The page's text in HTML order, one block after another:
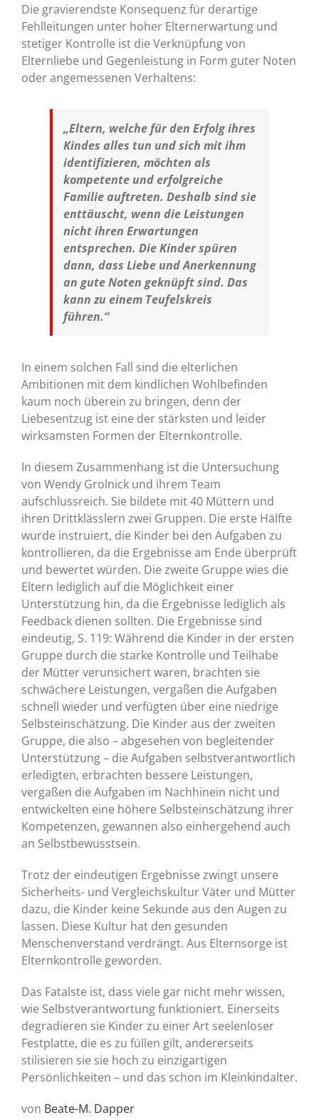
Die gravierendste Konsequenz für derartige
Fehlleitungen unter hoher Elternerwartung und
stetiger Kontrolle ist die Verknüpfung von
Elternliebe und Gegenleistung in Form guter Noten
oder angemessenen Verhaltens:
„Eltern, welche für den Erfolg ihres
Kindes alles tun und sich mit ihm
identifizieren, möchten als
kompetente und erfolgreiche
Familie auftreten. Deshalb sind sie
enttäuscht, wenn die Leistungen
nicht ihren Erwartungen
entsprechen. Die Kinder spüren
dann, dass Liebe und Anerkennung
an gute Noten geknüpft sind. Das
kann zu einem Teufelskreis
führen.“
In einem solchen Fall sind die elterlichen
Ambitionen mit dem kindlichen Wohlbefinden
kaum noch überein zu bringen, denn der
Liebesentzug ist eine der stärksten und leider
wirksamsten Formen der Elternkontrolle.
In diesem Zusammenhang ist die Untersuchung
von Wendy Grolnick und ihrem Team
aufschlussreich. Sie bildete mit 40 Müttern und
ihren Drittklässlern zwei Gruppen. Die erste Hälfte
wurde instruiert, die Kinder bei den Aufgaben zu
kontrollieren, da die Ergebnisse am Ende überprüft
und bewertet würden. Die zweite Gruppe wies die
Eltern lediglich auf die Möglichkeit einer
Unterstützung hin, da die Ergebnisse lediglich als
Feedback dienen sollten. Die Ergebnisse sind
eindeutig, S. 119: Während die Kinder in der ersten
Gruppe durch die starke Kontrolle und Teilhabe
der Mütter verunsichert waren, brachten sie
schwächere Leistungen, vergaßen die Aufgaben
schnell wieder und verfügten über eine niedrige
Selbsteinschätzung. Die Kinder aus der zweiten
Gruppe, die also – abgesehen von begleitender
Unterstützung – die Aufgaben selbstverantwortlich
erledigten, erbrachten bessere Leistungen,
vergaßen die Aufgaben im Nachhinein nicht und
entwickelten eine höhere Selbsteinschätzung ihrer
Kompetenzen, gewannen also einhergehend auch
an Selbstbewusstsein.
Trotz der eindeutigen Ergebnisse zwingt unsere
Sicherheits- und Vergleichskultur Väter und Mütter
dazu, die Kinder keine Sekunde aus den Augen zu
lassen. Diese Kultur hat den gesunden
Menschenverstand verdrängt. Aus Elternsorge ist
Elternkontrolle geworden.
Das Fatalste ist, dass viele gar nicht mehr wissen,
wie Selbstverantwortung funktioniert. Einerseits
degradieren sie Kinder zu einer Art seelenloser
Festplatte, die es zu füllen gilt, andererseits
stilisieren sie sie hoch zu einzigartigen
Persönlichkeiten – und das schon im Kleinkindalter.
von Beate-M. Dapper